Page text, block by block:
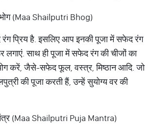
(Maa Shailputri Bhog)
प्रिय है. इसलिए आप इनकी पूजा में सफेद रंग
लगाएं. साथ ही पूजा में सफेद रंग की चीजों का
करें, जैसे-सफेद फूल, वस्त्र, मिष्ठान आदि. जो
की पूजा करती हैं, उन्हें सुयोग्य वर की
(Maa Shailputri Puja Mantra)